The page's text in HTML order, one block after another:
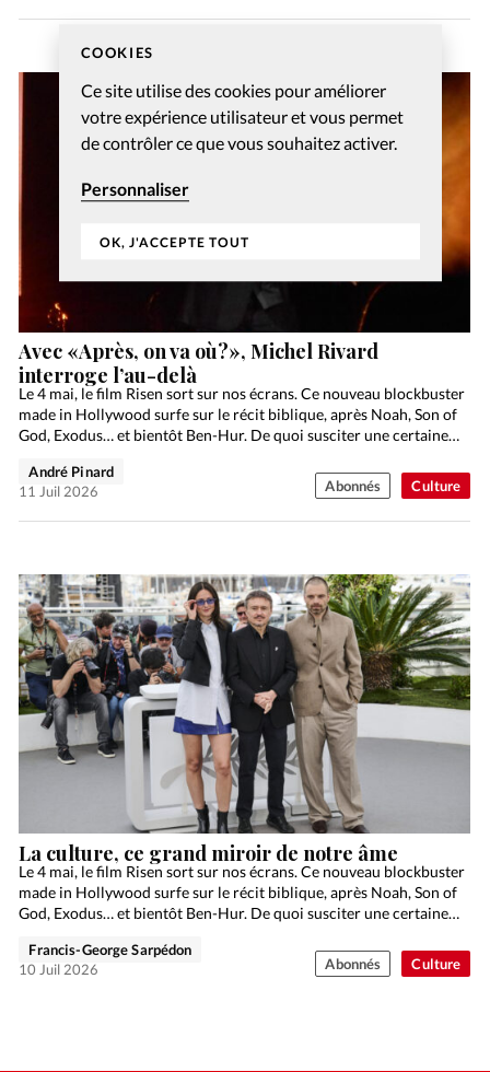
COOKIES
Ce site utilise des cookies pour améliorer
votre expérience utilisateur et vous permet
de contrôler ce que vous souhaitez activer.
Personnaliser
OK, J'ACCEPTE TOUT
Culture
Avec «Après, on va où?», Michel Rivard
interroge l’au-delà
Le 4 mai, le film Risen sort sur nos écrans. Ce nouveau blockbuster
made in Hollywood surfe sur le récit biblique, après Noah, Son of
God, Exodus… et bientôt Ben-Hur. De quoi susciter une certaine…
André Pinard
11 Juil 2026
Abonnés
Culture
La culture, ce grand miroir de notre âme
Le 4 mai, le film Risen sort sur nos écrans. Ce nouveau blockbuster
made in Hollywood surfe sur le récit biblique, après Noah, Son of
God, Exodus… et bientôt Ben-Hur. De quoi susciter une certaine…
Francis-George Sarpédon
10 Juil 2026
Abonnés